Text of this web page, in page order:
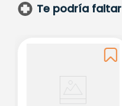
Te podría faltar